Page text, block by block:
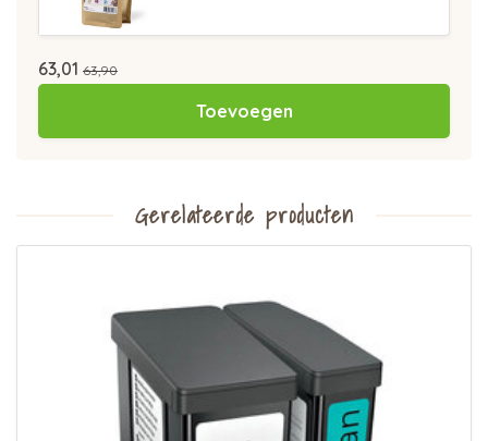
63,01 63,90
Toevoegen
Gerelateerde producten